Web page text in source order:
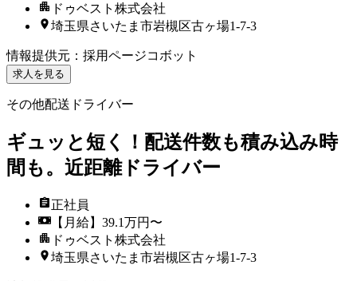
ドゥベスト株式会社
埼玉県さいたま市岩槻区古ヶ場1-7-3
情報提供元 ： 採用ページコボット
求人を見る
その他配送ドライバー
ギュッと短く！配送件数も積み込み時
間も。近距離ドライバー
正社員
【月給】39.1万円〜
ドゥベスト株式会社
埼玉県さいたま市岩槻区古ヶ場1-7-3